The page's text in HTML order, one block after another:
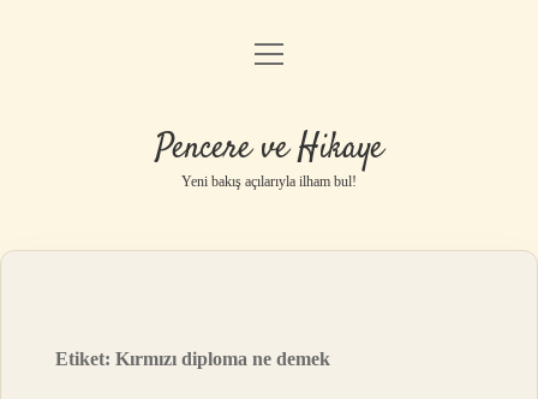
Anasayfa
Yasal Uyarı
menüyü
Pencere ve Hikaye
Yeni bakış açılarıyla ilham bul!
Etiket:Kırmızı diploma ne demek